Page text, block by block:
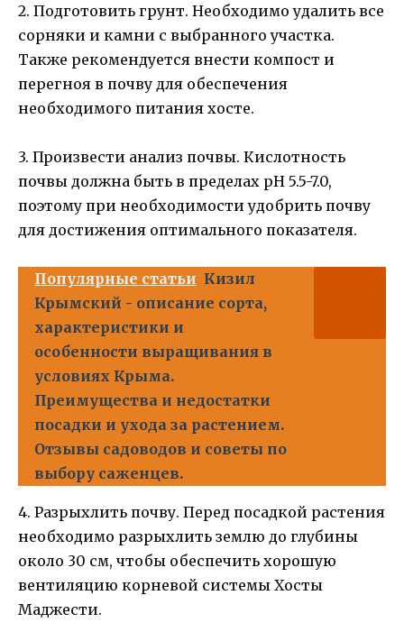
2. Подготовить грунт. Необходимо удалить все
сорняки и камни с выбранного участка.
Также рекомендуется внести компост и
перегноя в почву для обеспечения
необходимого питания хосте.
3. Произвести анализ почвы. Кислотность
почвы должна быть в пределах pH 5.5-7.0,
поэтому при необходимости удобрить почву
для достижения оптимального показателя.
Популярные статьи Кизил
Крымский - описание сорта,
характеристики и
особенности выращивания в
условиях Крыма.
Преимущества и недостатки
посадки и ухода за растением.
Отзывы садоводов и советы по
выбору саженцев.
4. Разрыхлить почву. Перед посадкой растения
необходимо разрыхлить землю до глубины
около 30 см, чтобы обеспечить хорошую
вентиляцию корневой системы Хосты
Маджести.